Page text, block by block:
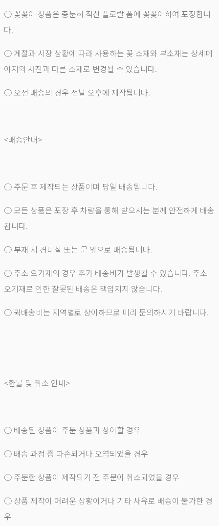
○ 꽃꽂이 상품은 충분히 적신 플로랄 폼에 꽂꽂이하여 포장합니
다.
○ 계절과 시장 상황에 따라 사용하는 꽃 소재와 부소재는 상세페
이지의 사진과 다른 소재로 변경될 수 있습니다.
○ 오전 배송의 경우 전날 오후에 제작됩니다.
<배송안내>
○ 주문 후 제작되는 상품이며 당일 배송됩니다.
○ 모든 상품은 포장 후 차량을 통해 받으시는 분께 안전하게 배송
됩니다.
○ 부재 시 경비실 또는 문 앞으로 배송됩니다.
○ 주소 오기재의 경우 추가 배송비가 발생될 수 있습니다. 주소
오기재로 인한 잘못된 배송은 책임지지 않습니다.
○ 퀵배송비는 지역별로 상이하므로 미리 문의하시기 바랍니다.
<환불 및 취소 안내>
○ 배송된 상품이 주문 상품과 상이할 경우
○ 배송 과정 중 파손되거나 오염되었을 경우
○ 주문한 상품이 제작되기 전 주문이 취소되었을 경우
○ 상품 제작이 어려운 상황이거나 기타 사유로 배송이 불가한 경
우